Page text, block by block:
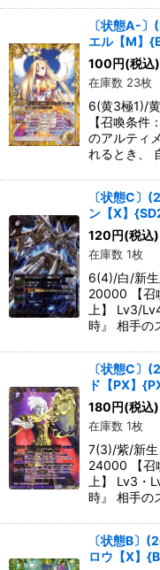
〔状態A-
エル【M】
100 円(税込)
在庫数 23枚
6(黄3極1)/
【召喚条件
のアルティ
れるとき、
〔状態C〕
ン【X】
120 円(税込)
在庫数 1枚
6(4)/白/新
20000 【召
上】 Lv3/
時』 相手の
〔状態C〕
ド【PX】
180 円(税込)
在庫数 1枚
7(3)/紫/新
24000 【召
上】 Lv3・
時』 相手の
〔状態B〕
ロウ【X】